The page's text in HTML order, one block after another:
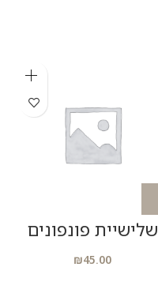
שלישיית פונפונים
₪45.00